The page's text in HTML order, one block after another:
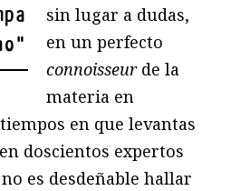
"
sin lugar a dudas,
en un perfecto
connoisseurde la
materia en
en que levantas
doscientos expertos
es desdeñable hallar